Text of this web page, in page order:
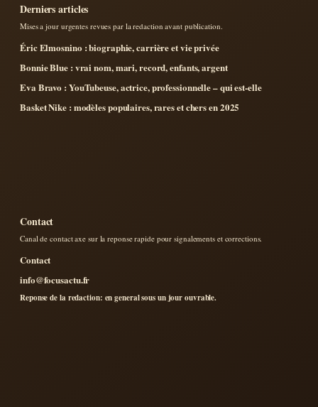
Derniers articles
Mises a jour urgentes revues par la redaction avant publication.
Éric Elmosnino : biographie, carrière et vie privée
Bonnie Blue : vrai nom, mari, record, enfants, argent
Eva Bravo : YouTubeuse, actrice, professionnelle – qui est-elle
Basket Nike : modèles populaires, rares et chers en 2025
Contact
Canal de contact axe sur la reponse rapide pour signalements et corrections.
Contact
info@focusactu.fr
Reponse de la redaction: en general sous un jour ouvrable.